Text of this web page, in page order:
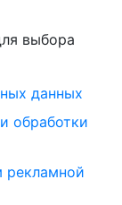
выбора
данных
обработки
рекламной